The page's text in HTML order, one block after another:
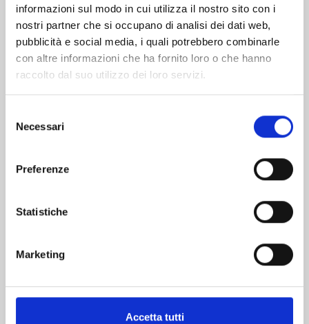
informazioni sul modo in cui utilizza il nostro sito con i
nostri partner che si occupano di analisi dei dati web,
pubblicità e social media, i quali potrebbero combinarle
con altre informazioni che ha fornito loro o che hanno
raccolto dal suo utilizzo dei loro servizi.
delNecessari
Preferenze
Statistiche
Marketing
Accetta tutti